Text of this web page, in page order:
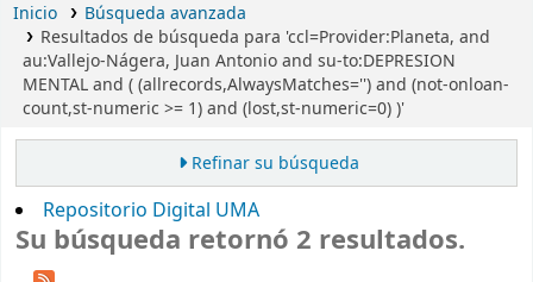
Inicio
Búsqueda avanzada
Resultados de búsqueda para 'ccl=Provider:Planeta, and
au:Vallejo-Nágera, Juan Antonio and su-to:DEPRESION
MENTAL and ( (allrecords,AlwaysMatches='') and (not-onloan-
count,st-numeric >= 1) and (lost,st-numeric=0) )'
Refinar su búsqueda
Repositorio Digital UMA
Su búsqueda retornó 2 resultados.